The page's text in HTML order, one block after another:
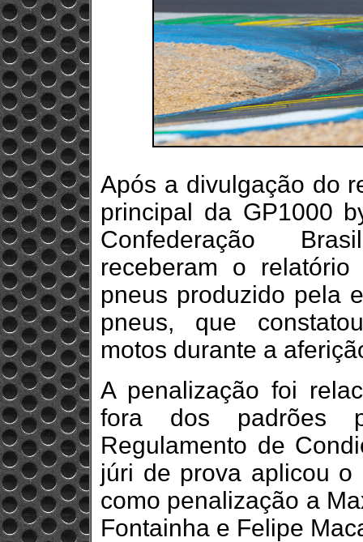
Após a divulgação do
principal da GP1000
Confederação
receberam o
pneus produzido pela
pneus, que
motos durante a
A penalização foi
fora dos padrões
Regulamento de
júri de prova aplicou o
como penalização a
Fontainha e Felipe